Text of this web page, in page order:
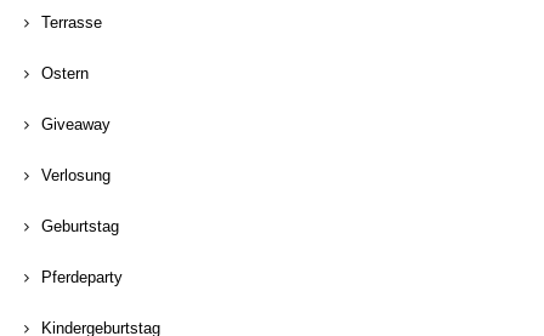
Terrasse
Ostern
Giveaway
Verlosung
Geburtstag
Pferdeparty
Kindergeburtstag